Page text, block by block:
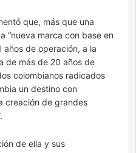
que, más que una
“nueva marca con base en
años de operación, a la
de más de 20 años de
colombianos radicados
un destino con
creación de grandes
de ella y sus